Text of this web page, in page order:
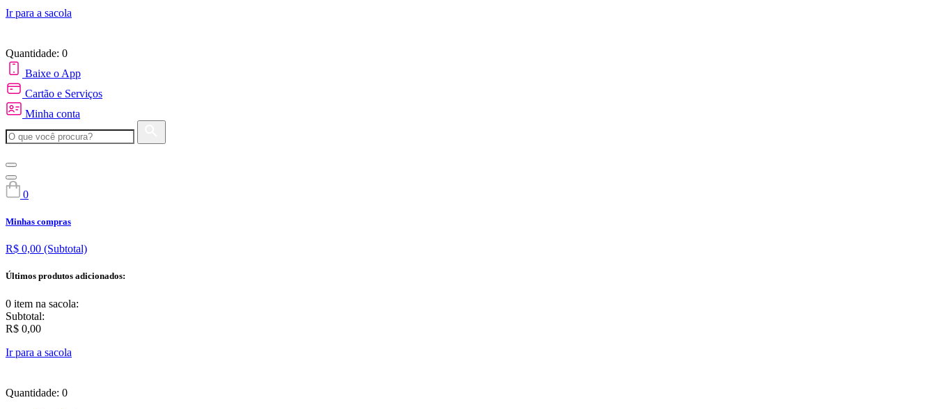
Ir para a sacola
Quantidade: 0
Baixe o App
Cartão e Serviços
Minha conta
0
Minhas compras
R$ 0,00 (Subtotal)
Últimos produtos adicionados:
0 item na sacola:
Subtotal:
R$ 0,00
Ir para a sacola
Quantidade: 0